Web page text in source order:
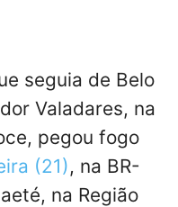
seguia de Belo
Valadares, na
pegou fogo
(21), na BR-
na Região